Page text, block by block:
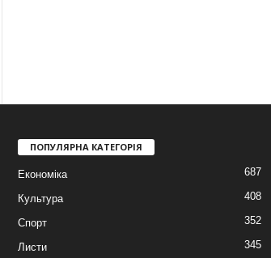
ПОПУЛЯРНА КАТЕГОРІЯ
Економіка 687
Культура 408
Спорт 352
Листи 345